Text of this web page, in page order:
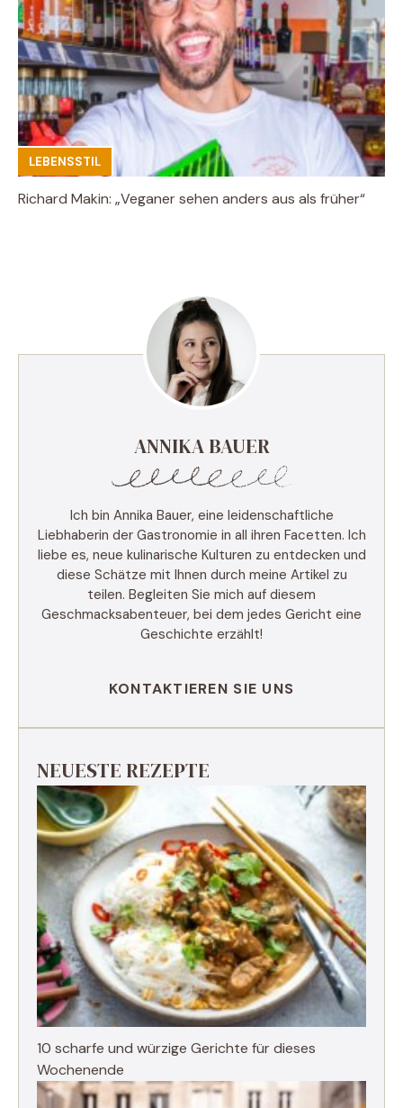
LEBENSSTIL
Richard Makin: „Veganer sehen anders aus als früher“
ANNIKA BAUER
Ich bin Annika Bauer, eine leidenschaftliche
Liebhaberin der Gastronomie in all ihren Facetten. Ich
liebe es, neue kulinarische Kulturen zu entdecken und
diese Schätze mit Ihnen durch meine Artikel zu
teilen. Begleiten Sie mich auf diesem
Geschmacksabenteuer, bei dem jedes Gericht eine
Geschichte erzählt!
KONTAKTIEREN SIE UNS
NEUESTE REZEPTE
10 scharfe und würzige Gerichte für dieses
Wochenende